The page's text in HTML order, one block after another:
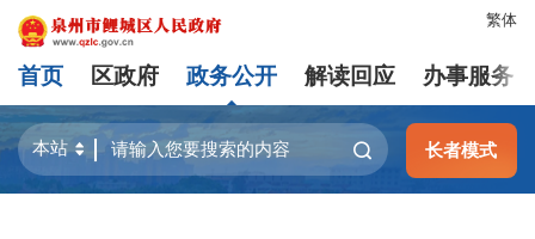
繁体
首页 区政府 政务公开 解读回应 办事服务
长者模式